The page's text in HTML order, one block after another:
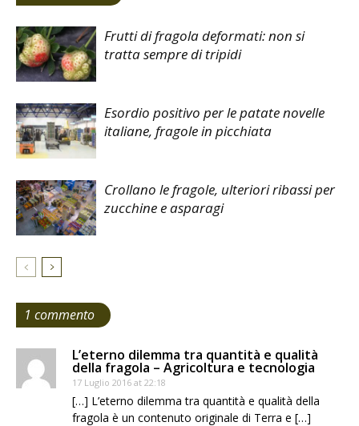
Frutti di fragola deformati: non si
tratta sempre di tripidi
Esordio positivo per le patate novelle
italiane, fragole in picchiata
Crollano le fragole, ulteriori ribassi per
zucchine e asparagi
1 commento
L’eterno dilemma tra quantità e qualità
della fragola – Agricoltura e tecnologia
17 Luglio 2016 at 22:18
[…] L’eterno dilemma tra quantità e qualità della
fragola è un contenuto originale di Terra e […]